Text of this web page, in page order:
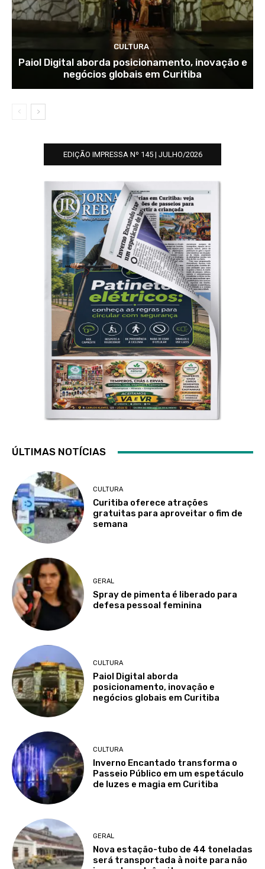
CULTURA
Paiol Digital aborda posicionamento, inovação e
negócios globais em Curitiba
EDIÇÃO IMPRESSA Nº 145 | JULHO/2026
ÚLTIMAS NOTÍCIAS
CULTURA
Curitiba oferece atrações
gratuitas para aproveitar o fim de
semana
GERAL
Spray de pimenta é liberado para
defesa pessoal feminina
CULTURA
Paiol Digital aborda
posicionamento, inovação e
negócios globais em Curitiba
CULTURA
Inverno Encantado transforma o
Passeio Público em um espetáculo
de luzes e magia em Curitiba
GERAL
Nova estação-tubo de 44 toneladas
será transportada à noite para não